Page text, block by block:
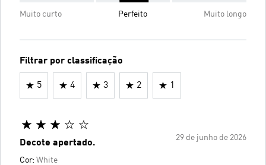
Muito curto Perfeito Muito longo
Filtrar por classificação
5 4 3 2 1
29 de junho de 2026
Decote apertado.
Cor: White